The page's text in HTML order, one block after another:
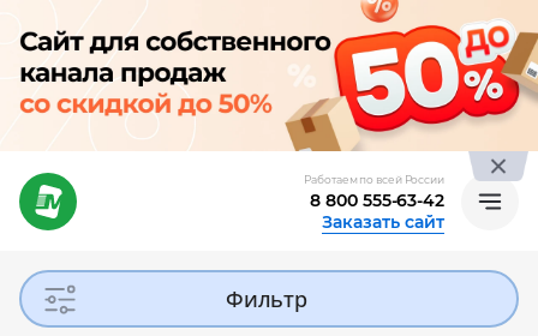
Работаем по всей России
8 800 555-63-42
Заказать сайт
Фильтр